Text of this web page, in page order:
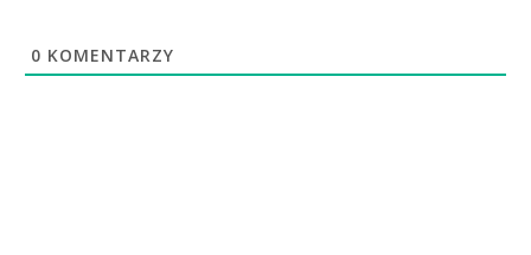
0 KOMENTARZY